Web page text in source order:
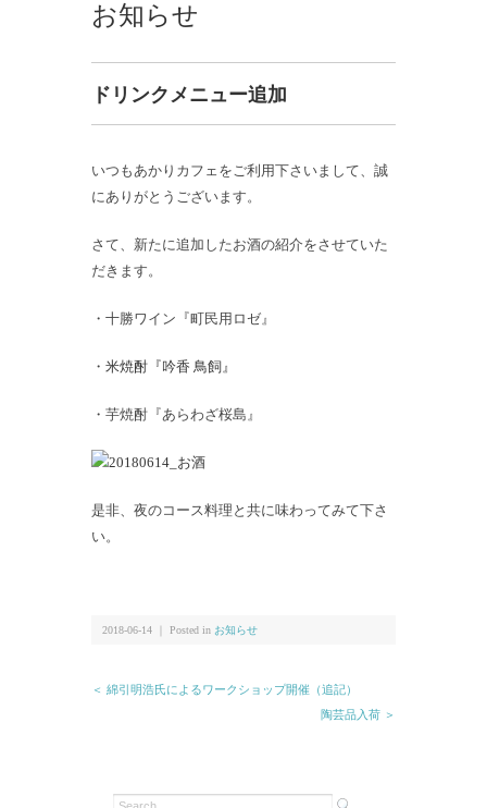
お知らせ
ドリンクメニュー追加
いつもあかりカフェをご利用下さいまして、誠
にありがとうございます。
さて、新たに追加したお酒の紹介をさせていた
だきます。
・十勝ワイン『町民用ロゼ』
・ 米焼酎『吟香 鳥飼』
・芋焼酎『あらわざ桜島』
是非、夜のコース料理と共に味わってみて下さ
い。
2018-06-14 ｜ Posted in お知らせ
＜ 綿引明浩氏によるワークショップ開催（追記）
陶芸品入荷 ＞